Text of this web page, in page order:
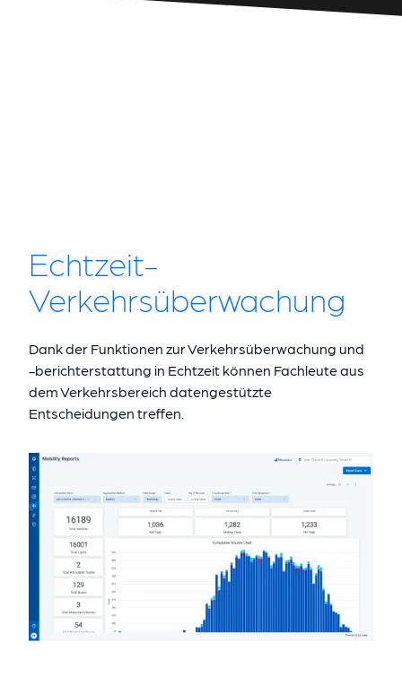
Echtzeit-
Verkehrsüberwachung
Dank der Funktionen zur Verkehrsüberwachung und
-berichterstattung in Echtzeit können Fachleute aus
dem Verkehrsbereich datengestützte
Entscheidungen treffen.